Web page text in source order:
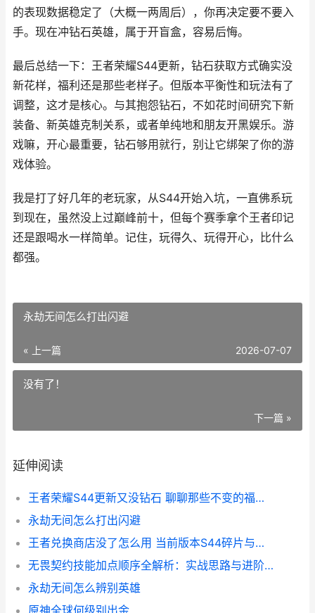
的表现数据稳定了（大概一两周后），你再决定要不要入
手。现在冲钻石英雄，属于开盲盒，容易后悔。
最后总结一下：王者荣耀S44更新，钻石获取方式确实没
新花样，福利还是那些老样子。但版本平衡性和玩法有了
调整，这才是核心。与其抱怨钻石，不如花时间研究下新
装备、新英雄克制关系，或者单纯地和朋友开黑娱乐。游
戏嘛，开心最重要，钻石够用就行，别让它绑架了你的游
戏体验。
我是打了好几年的老玩家，从S44开始入坑，一直佛系玩
到现在，虽然没上过巅峰前十，但每个赛季拿个王者印记
还是跟喝水一样简单。记住，玩得久、玩得开心，比什么
都强。
永劫无间怎么打出闪避
« 上一篇 2026-07-07
没有了！
下一篇 »
延伸阅读
王者荣耀S44更新又没钻石 聊聊那些不变的福利与新改动
永劫无间怎么打出闪避
王者兑换商店没了怎么用 当前版本S44碎片与自选卡性价比排名
无畏契约技能加点顺序全解析：实战思路与进阶技巧
永劫无间怎么辨别英雄
原神全球何级别出金